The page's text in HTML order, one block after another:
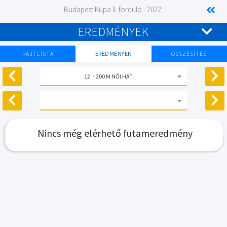
Budapest Kupa II. forduló - 2022.
EREDMÉNYEK
RAJTLISTA EREDMÉNYEK ÖSSZESÍTÉS
12. - 200 M NŐI HÁT
Nincs még elérhető futameredmény